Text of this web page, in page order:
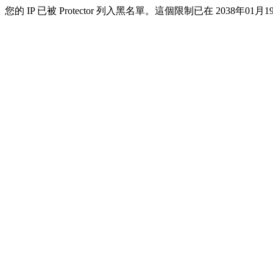
您的 IP 已被 Protector 列入黑名單。這個限制已在 2038年01月